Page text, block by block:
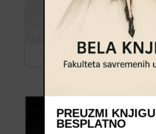
PREUZMI KNJIGU
BESPLATNO